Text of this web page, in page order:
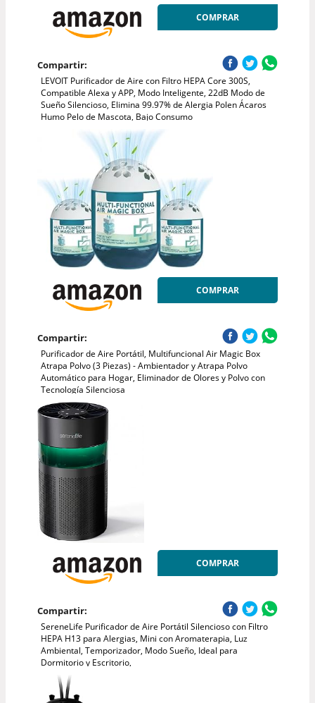
COMPRAR
Compartir:
LEVOIT Purificador de Aire con Filtro HEPA Core 300S,
Compatible Alexa y APP, Modo Inteligente, 22dB Modo de
Sueño Silencioso, Elimina 99.97% de Alergia Polen Ácaros
Humo Pelo de Mascota, Bajo Consumo
COMPRAR
Compartir:
Purificador de Aire Portátil, Multifuncional Air Magic Box
Atrapa Polvo (3 Piezas) - Ambientador y Atrapa Polvo
Automático para Hogar, Eliminador de Olores y Polvo con
Tecnología Silenciosa
COMPRAR
Compartir:
SereneLife Purificador de Aire Portátil Silencioso con Filtro
HEPA H13 para Alergias, Mini con Aromaterapia, Luz
Ambiental, Temporizador, Modo Sueño, Ideal para
Dormitorio y Escritorio,